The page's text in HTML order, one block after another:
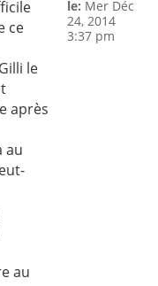
ce
le
après
au
au
le: Mer Déc
24, 2014
3:37 pm